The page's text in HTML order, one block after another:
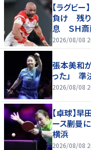
【ラグビ
負け 残り
息 ＳＨ斎
半にＳＯ伊
2026/08/08
張本美和
った」 準
2026/08/08
【卓球】
ース蒯曼
横浜
2026/08/08